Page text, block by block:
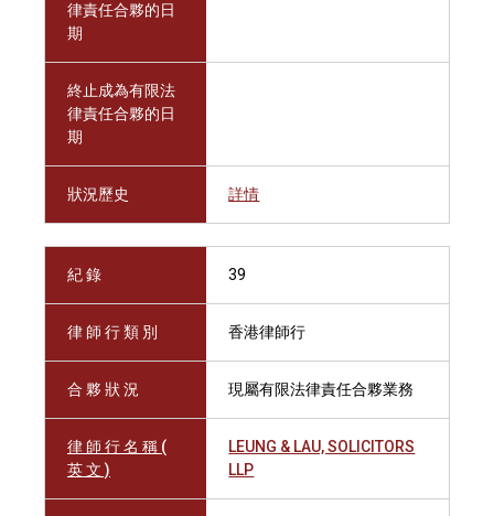
律責任合夥的日
期
終止成為有限法
律責任合夥的日
期
狀況歷史 詳情
紀 錄 39
律 師 行 類 別 香港律師行
合 夥 狀 況 現屬有限法律責任合夥業務
律 師 行 名 稱 (
英 文 )
LEUNG & LAU, SOLICITORS
LLP